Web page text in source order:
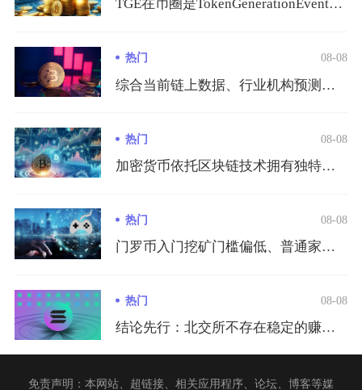
TGE在币圈是TokenGenerationEvent的缩写...
热门 08-08
综合当前链上数据、行业机构预测、隐私赛道供需与全球监管环境综...
热门 08-08
加密货币依托区块链技术拥有独特金融优势，但同时伴随极高的市场...
热门 08-08
门罗币入门挖矿门槛偏低、普通家用电脑即可启动挖矿，但盈利与否...
热门 08-08
结论先行：北交所不存在稳定的赚钱快或者赚钱慢的标准答案，短期...
免责声明：本网站、超链接、相关应用程序、论坛、博客等媒